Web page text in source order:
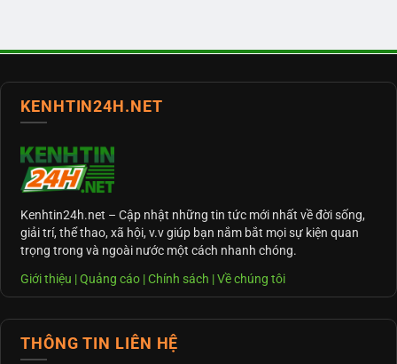
KENHTIN24H.NET
Kenhtin24h.net – Cập nhật những tin tức mới nhất về đời sống,
giải trí, thể thao, xã hội, v.v giúp bạn nắm bắt mọi sự kiện quan
trọng trong và ngoài nước một cách nhanh chóng.
Giới thiệu |Quảng cáo |Chính sách |Về chúng tôi
THÔNG TIN LIÊN HỆ